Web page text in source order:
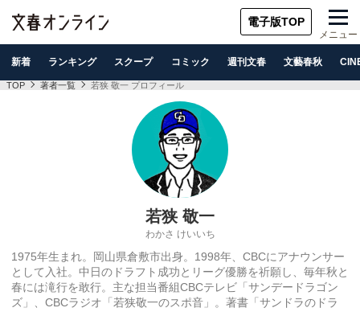
電子版TOP
メニュー
新着 ランキング スクープ コミック 週刊文春 文藝春秋
TOP 著者一覧 若狭 敬一 プロフィール
若狭 敬一
わかさ けいいち
1975年生まれ。岡山県倉敷市出身。1998年、CBCにアナウンサー
として入社。中日のドラフト成功とリーグ優勝を祈願し、毎年秋と
春には滝行を敢行。主な担当番組CBCテレビ「サンデードラゴン
ズ」、CBCラジオ「若狭敬一のスポ音」。著書「サンドラのドラ